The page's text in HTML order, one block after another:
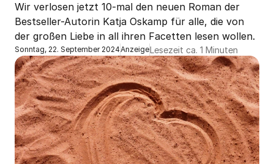
Wir verlosen jetzt 10-mal den neuen Roman der
Bestseller-Autorin Katja Oskamp für alle, die von
der großen Liebe in all ihren Facetten lesen wollen.
Sonntag, 22. September 2024AnzeigeLesezeit ca. 1 Minuten